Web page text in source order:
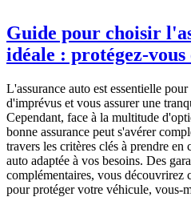
Guide pour choisir
idéale : protégez-
L'assurance auto est essentielle
d'imprévus et vous assurer une
Cependant, face à la multitude
bonne assurance peut s'avérer
travers les critères clés à prendre
auto adaptée à vos besoins. Des
complémentaires, vous découvrirez
pour protéger votre véhicule, vous-